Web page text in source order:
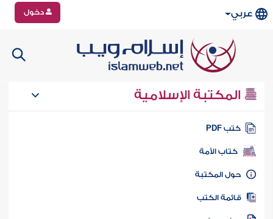
عربي دخول
المكتبة الإسلامية
كتب PDF
كتاب الأمة
المكتبة